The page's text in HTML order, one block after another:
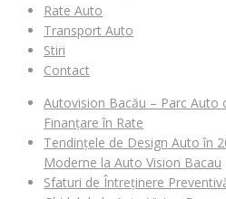
Rate Auto
Transport Auto
Stiri
Contact
Autovision Bacău – Parc Auto
Finanțare în Rate
Tendințele de Design Auto în
Moderne la Auto Vision Bacau
Sfaturi de Întreținere